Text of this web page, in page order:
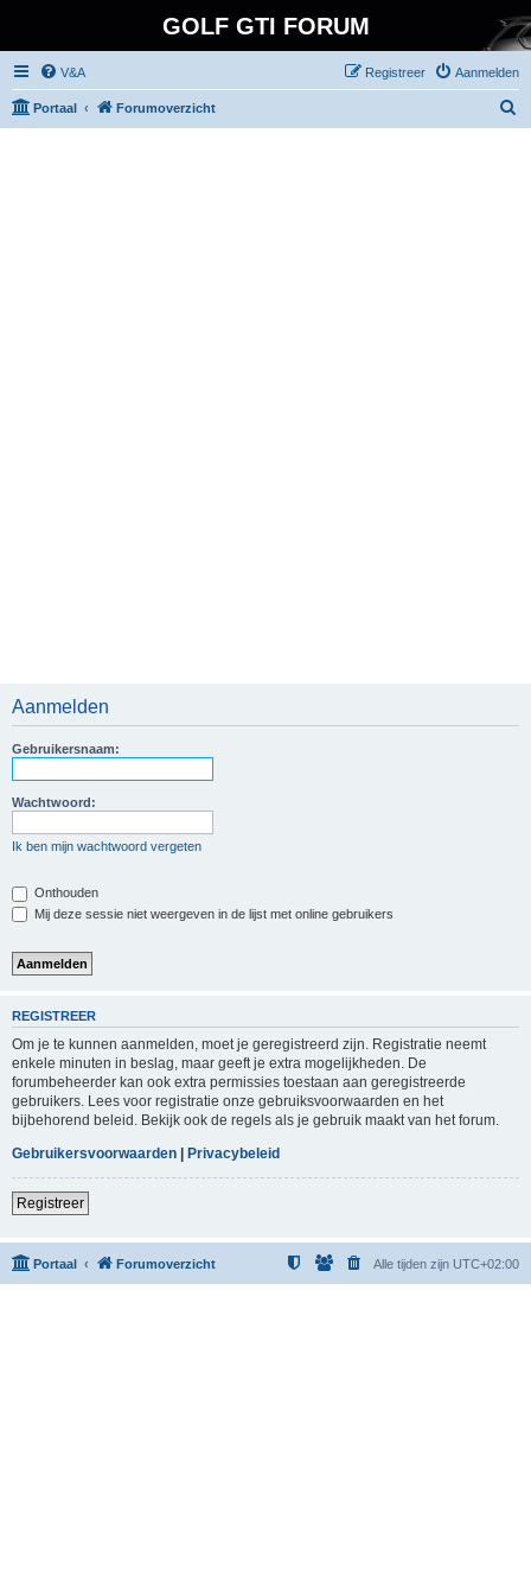
GOLF GTI FORUM
V&A Aanmelden
Registreer
Portaal Forumoverzicht
Aanmelden
Gebruikersnaam:
Wachtwoord:
Ik ben mijn wachtwoord vergeten
Onthouden
Mij deze sessie niet weergeven in de lijst met online gebruikers
REGISTREER
Om je te kunnen aanmelden, moet je geregistreerd zijn. Registratie neemt
enkele minuten in beslag, maar geeft je extra mogelijkheden. De
forumbeheerder kan ook extra permissies toestaan aan geregistreerde
gebruikers. Lees voor registratie onze gebruiksvoorwaarden en het
bijbehorend beleid. Bekijk ook de regels als je gebruik maakt van het forum.
Gebruikersvoorwaarden | Privacybeleid
Registreer
Portaal Forumoverzicht Alle tijden zijn UTC+02:00